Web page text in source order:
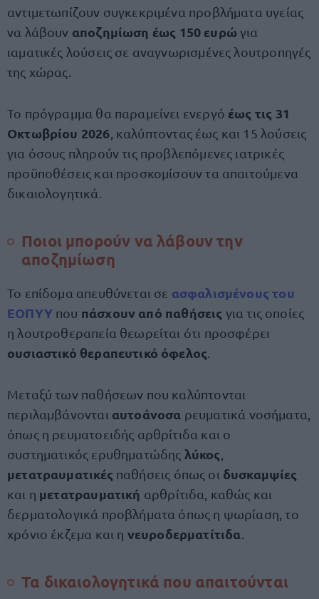
αντιμετωπίζουν συγκεκριμένα προβλήματα υγείας
να λάβουν αποζημίωση έως 150 ευρώ για
ιαματικές λούσεις σε αναγνωρισμένες λουτροπηγές
της χώρας.
Το πρόγραμμα θα παραμείνει ενεργό έως τις 31
Οκτωβρίου 2026 , καλύπτοντας έως και 15 λούσεις
για όσους πληρούν τις προβλεπόμενες ιατρικές
προϋποθέσεις και προσκομίσουν τα απαιτούμενα
δικαιολογητικά.
Ποιοι μπορούν να λάβουν την
αποζημίωση
Το επίδομα απευθύνεται σε ασφαλισμένους του
ΕΟΠΥΥπου πάσχουν από παθήσεις για τις οποίες
η λουτροθεραπεία θεωρείται ότι προσφέρει
ουσιαστικό θεραπευτικό όφελος
Μεταξύ των παθήσεων που καλύπτονται
περιλαμβάνονται αυτοάνοσα ρευματικά νοσήματα,
όπως η ρευματοειδής αρθρίτιδα και ο
συστηματικός ερυθηματώδης λύκος
μετατραυματικές παθήσεις όπως οι δυσκαμψίες
και η μετατραυματική αρθρίτιδα, καθώς και
δερματολογικά προβλήματα όπως η ψωρίαση, το
χρόνιο έκζεμα και η νευροδερματίτιδα
Τα δικαιολογητικά που απαιτούνται